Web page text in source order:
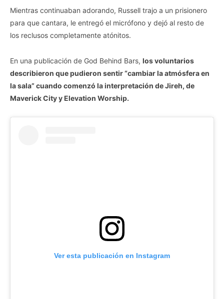
Mientras continuaban adorando, Russell trajo a un prisionero
para que cantara, le entregó el micrófono y dejó al resto de
los reclusos completamente atónitos.
En una publicación de God Behind Bars, los voluntarios
describieron que pudieron sentir “cambiar la atmósfera en
la sala” cuando comenzó la interpretación de Jireh, de
Maverick City y Elevation Worship.
Ver esta publicación en Instagram